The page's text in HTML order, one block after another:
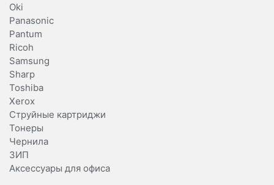
Oki
Panasonic
Pantum
Ricoh
Samsung
Sharp
Toshiba
Xerox
Струйные картриджи
Тонеры
Чернила
ЗИП
Аксессуары для офиса